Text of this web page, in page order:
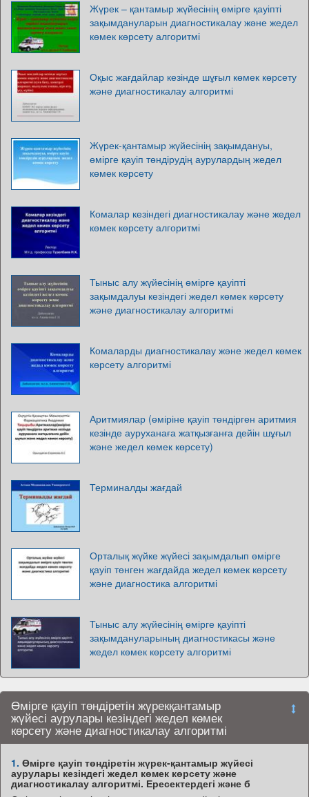
Жүрек – қантамыр жүйесінің өмірге қауіпті
зақымдануларын диагностикалау және жедел
көмек көрсету алгоритмі
Оқыс жағдайлар кезінде шұғыл көмек көрсету
және диагностикалау алгоритмі
Жүрек-қантамыр жүйесінің зақымдануы,
өмірге қауіп төндірудің аурулардың жедел
көмек көрсету
Комалар кезіндегі диагностикалау және жедел
көмек көрсету алгоритмі
Тыныс алу жүйесінің өмірге қауіпті
зақымдалуы кезіндегі жедел көмек көрсету
және диагностикалау алгоритмі
Комаларды диагностикалау және жедел көмек
көрсету алгоритмі
Аритмиялар (өміріне қауіп төндірген аритмия
кезінде ауруханаға жатқызғанға дейін шұғыл
және жедел көмек көрсету)
Терминалды жағдай
Орталық жүйке жүйесі зақымдалып өмірге
қауіп төнген жағдайда жедел көмек көрсету
және диагностика алгоритмі
Тыныс алу жүйесінің өмірге қауіпті
зақымдануларының диагностикасы және
жедел көмек көрсету алгоритмі
Өмірге қауіп төндіретін жүрекқантамыр
жүйесі аурулары кезіндегі жедел көмек
көрсету және диагностикалау алгоритмі
1. Өмірге қауіп төндіретін жүрек-қантамыр жүйесі
аурулары кезіндегі жедел көмек көрсету және
диагностикалау алгоритмі. Ересектердегі және б